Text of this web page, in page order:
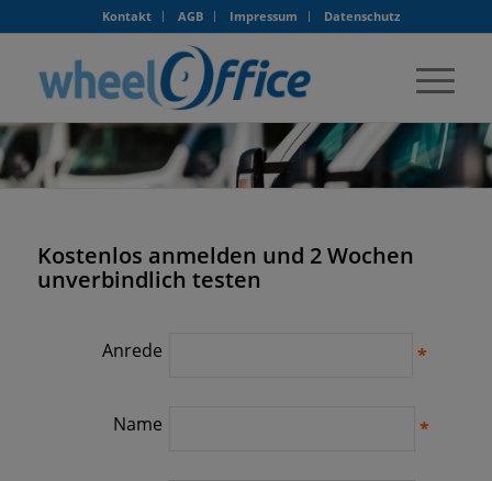
Kontakt AGB Impressum Datenschutz
Kostenlos anmelden und 2 Wochen
unverbindlich testen